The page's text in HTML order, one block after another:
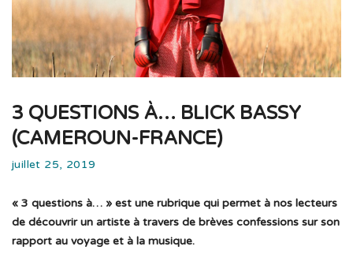
3 QUESTIONS À… BLICK BASSY
(CAMEROUN-FRANCE)
juillet 25, 2019
« 3 questions à… » est une rubrique qui permet à nos lecteurs
de découvrir un artiste à travers de brèves confessions sur son
rapport au voyage et à la musique.